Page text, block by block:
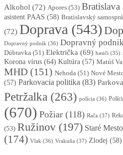
Alkohol (72) Apores (53) Bratislava
asistent PAAS (58) Bratislavský
(72) Doprava (543)
Dopravný podnik (36) Dopravný
Dúbravka (51) Električka (69) hasiči (35)
Korona vírus (64) Kultúra (57) Matúš
MHD (151) Nehoda (51) Nové
(57) Parkovacia politika (83)
Petržalka (263) polícia (36)
(670) Požiar (118) Rača (37)
(53) Ružinov (197) Staré Mesto
(174) Vlak (36) Vrakuňa (37) Zlodej (58)